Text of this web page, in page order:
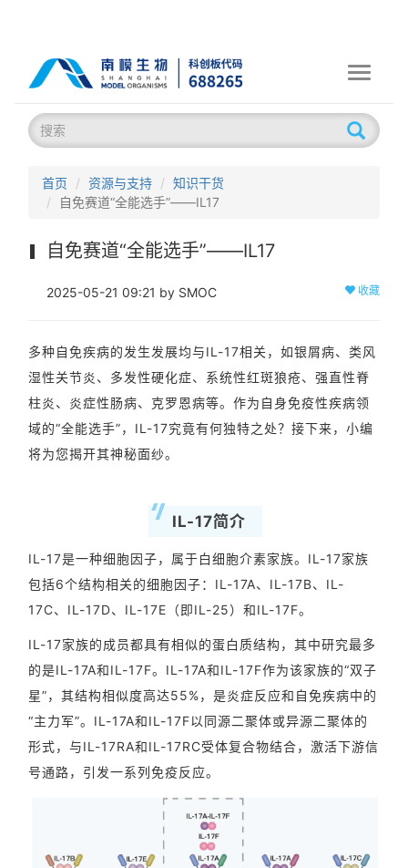
Toggle
首页 资源与支持
知识干货
自免赛道“全能选手”——IL17
自免赛道“全能选手”——IL17
2025-05-21 09:21 by SMOC 收藏
多种自免疾病的发生发展均与IL-17相关，如银屑病、类风
湿性关节炎、多发性硬化症、系统性红斑狼疮、强直性脊
柱炎、炎症性肠病、克罗恩病等。作为自身免疫性疾病领
域的“全能选手”，IL-17究竟有何独特之处？接下来，小编
将为您揭开其神秘面纱。
IL-17简介
IL-17是一种细胞因子，属于白细胞介素家族。IL-17家族
包括6个结构相关的细胞因子：IL-17A、IL-17B、IL-
17C、IL-17D、IL-17E（即IL-25）和IL-17F。
IL-17家族的成员都具有相似的蛋白质结构，其中研究最多
的是IL-17A和IL-17F。IL-17A和IL-17F作为该家族的“双子
星”，其结构相似度高达55%，是炎症反应和自免疾病中的
“主力军”。IL-17A和IL-17F以同源二聚体或异源二聚体的
形式，与IL-17RA和IL-17RC受体复合物结合，激活下游信
号通路，引发一系列免疫反应。